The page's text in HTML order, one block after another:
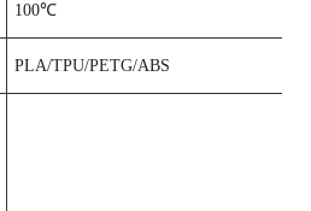
100℃
PLA/TPU/PETG/ABS